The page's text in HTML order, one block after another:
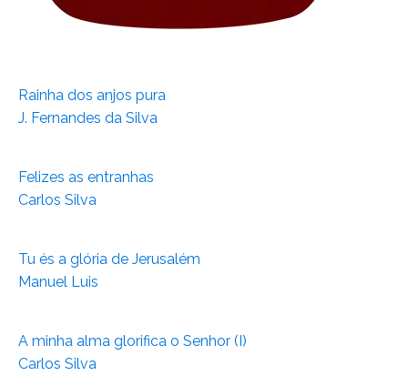
Rainha dos anjos pura
J. Fernandes da Silva
Felizes as entranhas
Carlos Silva
Tu és a glória de Jerusalém
Manuel Luis
A minha alma glorifica o Senhor (I)
Carlos Silva